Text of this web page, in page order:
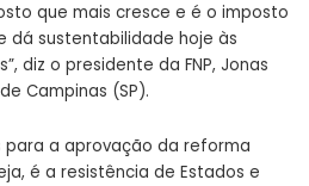
que mais cresce e é o imposto
dá sustentabilidade hoje às
diz o presidente da FNP, Jonas
Campinas (SP).
para a aprovação da reforma
é a resistência de Estados e